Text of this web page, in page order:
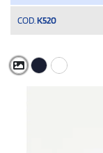
COD. K520